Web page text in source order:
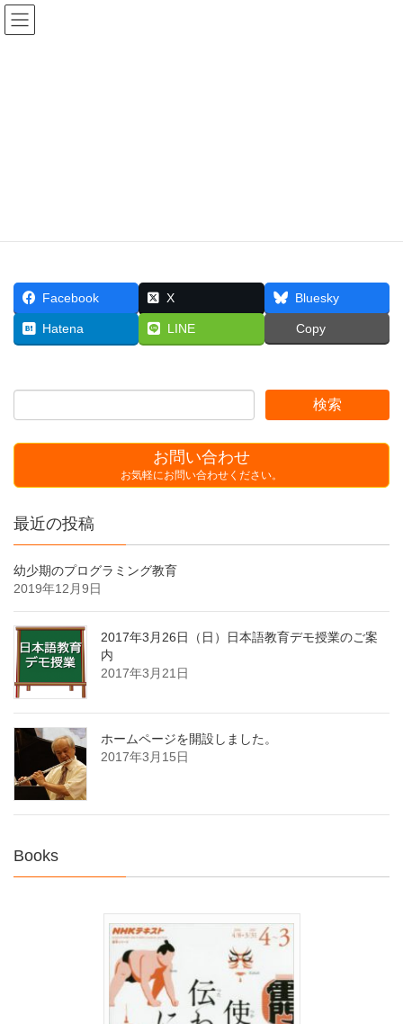
Facebook X Bluesky
Hatena LINE Copy
お問い合わせ
お気軽にお問い合わせください。
最近の投稿
幼少期のプログラミング教育
2019年12月9日
2017年3月26日（日）日本語教育デモ授業のご案
内
2017年3月21日
ホームページを開設しました。
2017年3月15日
Books